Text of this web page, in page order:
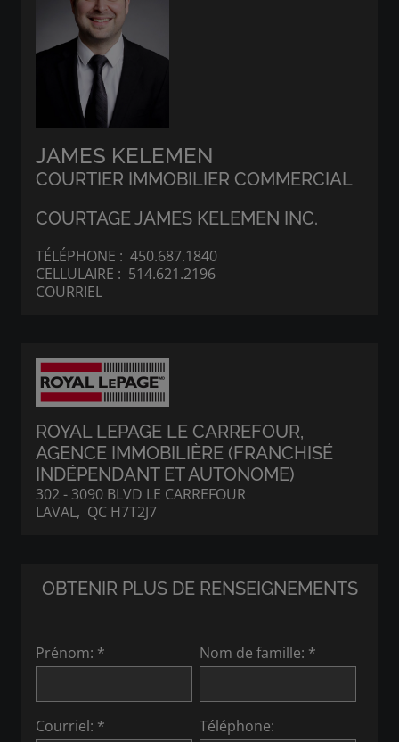
JAMES KELEMEN
COURTIER IMMOBILIER COMMERCIAL
COURTAGE JAMES KELEMEN INC.
TÉLÉPHONE : 450.687.1840
CELLULAIRE : 514.621.2196
COURRIEL
ROYAL LEPAGE LE CARREFOUR,
AGENCE IMMOBILIÈRE (FRANCHISÉ
INDÉPENDANT ET AUTONOME)
302 - 3090 BLVD LE CARREFOUR
LAVAL, QC H7T2J7
OBTENIR PLUS DE RENSEIGNEMENTS
Prénom: * Nom de famille: *
Courriel: * Téléphone: